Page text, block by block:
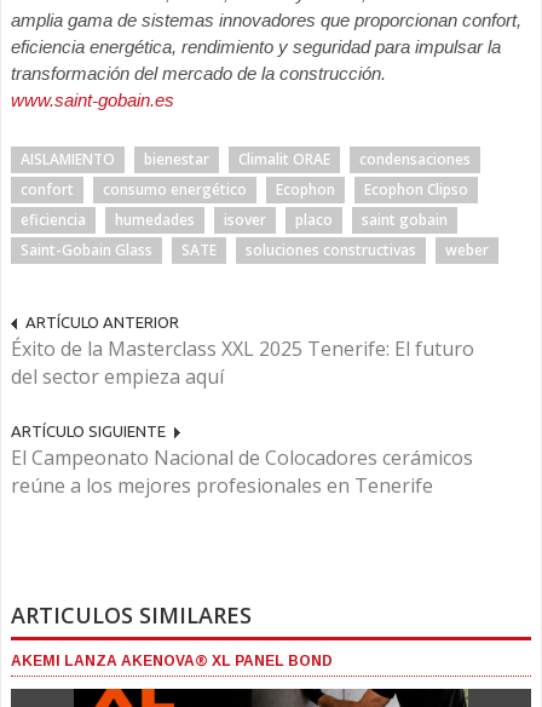
amplia gama de sistemas innovadores que proporcionan confort,
eficiencia energética, rendimiento y seguridad para impulsar la
transformación del mercado de la construcción.
www.saint-gobain.es
AISLAMIENTO bienestar Climalit ORAE
condensaciones
confort
consumo energético Ecophon
Ecophon Clipso
eficiencia
humedades isover placo
saint gobain
Saint-Gobain Glass
SATE soluciones constructivas weber
ARTÍCULO ANTERIOR
Éxito de la Masterclass XXL 2025 Tenerife: El futuro
del sector empieza aquí
ARTÍCULO SIGUIENTE
El Campeonato Nacional de Colocadores cerámicos
reúne a los mejores profesionales en Tenerife
ARTICULOS SIMILARES
AKEMI LANZA AKENOVA® XL PANEL BOND